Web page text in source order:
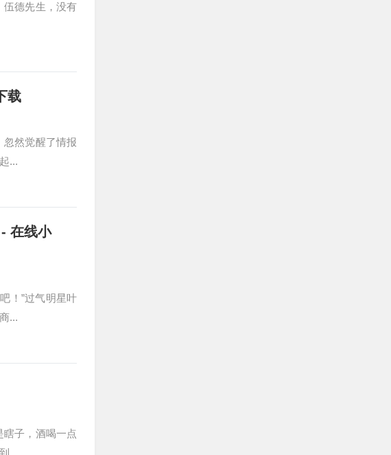
德先生，没有
载
忽然觉醒了情报
...
在线小
！”过气明星叶
...
瞎子，酒喝一点
...